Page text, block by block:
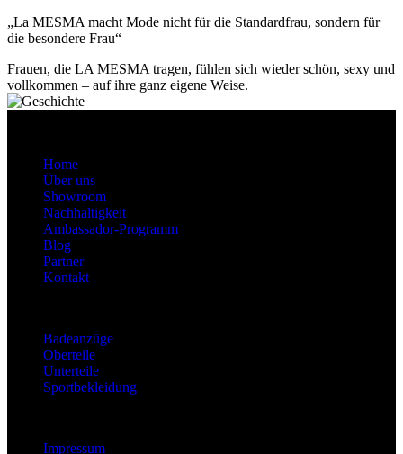
„La MESMA macht Mode nicht für die Standardfrau, sondern für
die besondere Frau“
Frauen, die LA MESMA tragen, fühlen sich wieder schön, sexy und
vollkommen – auf ihre ganz eigene Weise.
Home
Über uns
Showroom
Nachhaltigkeit
Ambassador-Programm
Blog
Partner
Kontakt
Badeanzüge
Oberteile
Unterteile
Sportbekleidung
Impressum